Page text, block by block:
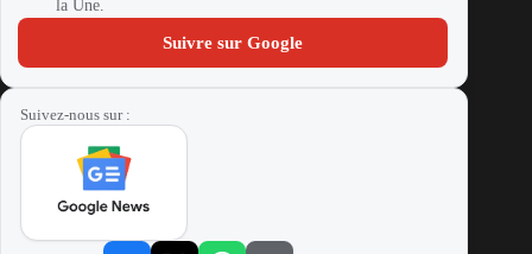
la Une.
Suivre sur Google
Suivez-nous sur :